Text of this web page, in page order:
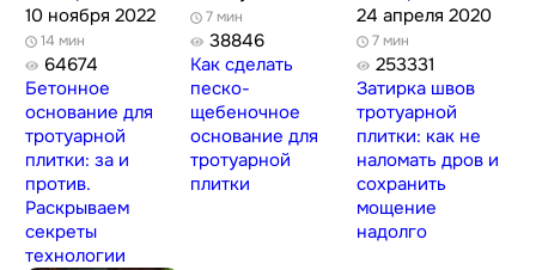
10 ноября 2022
14 мин
64674
Бетонное
основание для
тротуарной
плитки: за и
против.
Раскрываем
секреты
технологии
7 мин
38846
Как сделать
песко-
щебеночное
основание для
тротуарной
плитки
24 апреля 2020
7 мин
253331
Затирка швов
тротуарной
плитки: как не
наломать дров и
сохранить
мощение
надолго